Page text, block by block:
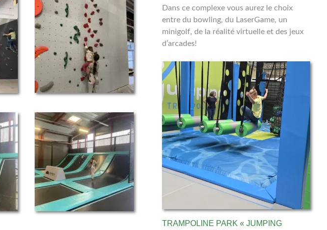
Dans ce complexe vous aurez le choix
entre du bowling, du LaserGame, un
minigolf, de la réalité virtuelle et des jeux
d’arcades!
TRAMPOLINE PARK « JUMPING